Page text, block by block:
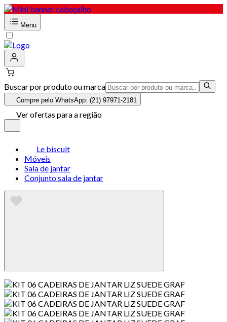
Menu
Buscar por produto ou marca
Compre pelo WhatsApp: (21) 97971-2181
Ver ofertas para a região
Le biscuit
Móveis
Sala de jantar
Conjunto sala de jantar